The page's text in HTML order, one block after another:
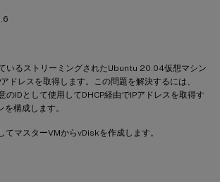
いるストリーミングされたUbuntu 20.04仮想マシン
ドレスを取得します。この問題を解決するには、
のIDとして使用してDHCP経由でIPアドレスを取得す
構成します。
てマスターVMからvDiskを作成します。